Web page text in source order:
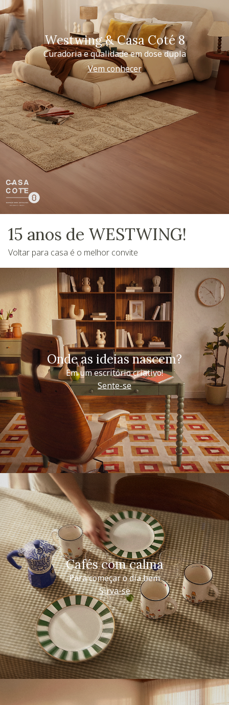
Westwing & Casa Coté 8
Curadoria e qualidade em dose dupla
Vem conhecer
15 anos de WESTWING!
Voltar para casa é o melhor convite
Onde as ideias nascem?
Em um escritório criativo!
Sente-se
Cafés com calma
Para começar o dia bem
Sirva-se